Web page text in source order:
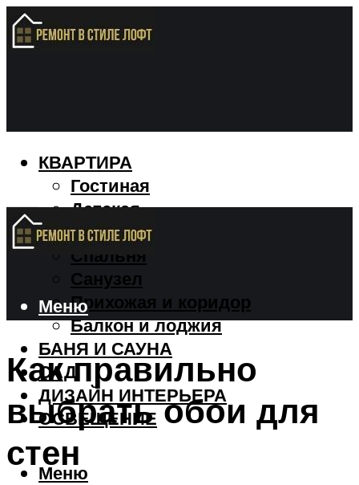
КВАРТИРА
Гостиная
Детская
Кухня
Спальня
Санузел
Прихожая и коридор
Балкон и лоджия
БАНЯ И САУНА
САД
ДИЗАЙН ИНТЕРЬЕРА
ОСВЕЩЕНИЕ
Меню
Меню
Как правильно
выбрать обои для
стен